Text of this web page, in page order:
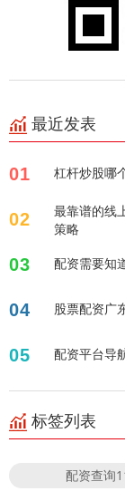
最近发表
01 杠杆炒股哪
02
最靠谱的线
策略
03 配资需要知
04 股票配资广
05 配资平台导
标签列表
配资查询